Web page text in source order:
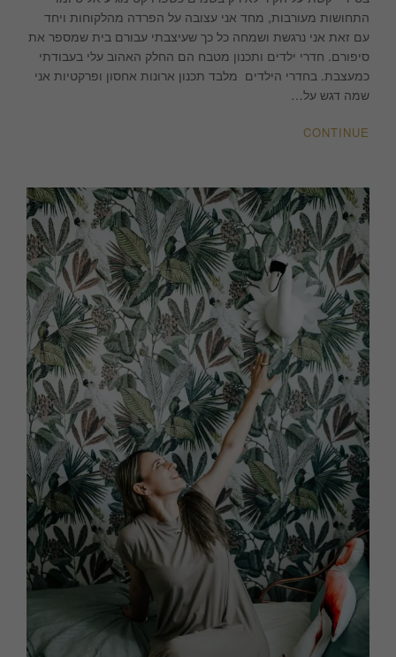
הילדים
|
DIY
|
לימור
התחושות מעורבות, מחד אני עצובה על הפרדה מהלקוחות ויחד
עם זאת אני נרגשת ושמחה כל כך שעיצבתי עבורם בית שמספר את
סיפורם. חדרי ילדים ותכנון מטבח הם החלק האהוב עלי בעבודתי
כמעצבת. בחדרי הילדים מלבד תכנון ארונות אחסון ופרקטיות אני
שמה דגש על…
CONTINUE